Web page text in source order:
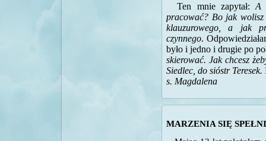
Ten mnie zapytał: A
pracować? Bo jak
klauzurowego, a jak
czynnego.
było i jedno i drugie po
skierować. Jak chcesz
Siedlec, do sióstr Teresek.
s. Magdalena
MARZENIA SIĘ